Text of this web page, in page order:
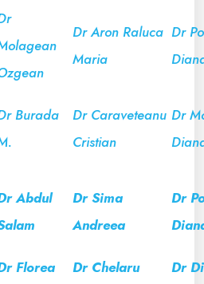
Dr Aron Raluca
Maria
Dr
Burada
Dr Caraveteanu
Cristian
Dr
Abdul
Dr Sima
Andreea
Dr
Florea
Dr Chelaru
Dr